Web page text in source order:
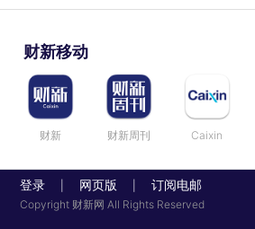
财新移动
财新 财新周刊 Caixin
登录 网页版 订阅电邮
Copyright 财新网 All Rights Reserved